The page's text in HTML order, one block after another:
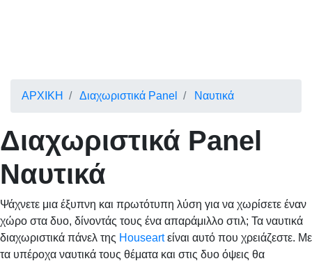
ΑΡΧΙΚΗ Διαχωριστικά Panel Ναυτικά
Διαχωριστικά Panel
Ναυτικά
Ψάχνετε μια έξυπνη και πρωτότυπη λύση για να χωρίσετε έναν
χώρο στα δυο, δίνοντάς τους ένα απαράμιλλο στιλ; Τα ναυτικά
διαχωριστικά πάνελ της Houseartείναι αυτό που χρειάζεστε. Με
τα υπέροχα ναυτικά τους θέματα και στις δυο όψεις θα